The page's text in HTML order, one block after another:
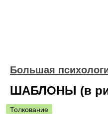
Большая
ШАБЛОНЫ (в
Толкование